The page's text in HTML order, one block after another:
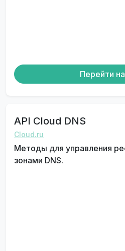
Перейти
API Cloud DNS
Cloud.ru
Методы для управления
зонами DNS.